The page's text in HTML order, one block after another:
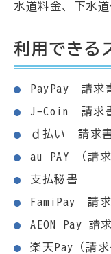
水道料金、下水
利用できる
PayPay 請求
J-Coin 請求
ｄ払い 請求
au PAY （請求
支払秘書
FamiPay 請
AEON Pay 請
楽天Pay（請求